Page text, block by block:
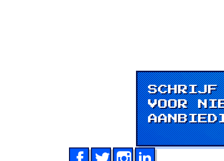
VOOR
FacebookTwitter Instagram